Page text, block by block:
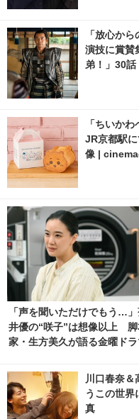
「放心か
演技に賞賛
弟！」30
「ちいか
JR京都駅
像 |
「声を聞いただけでもう…
井優の“咲子”は想像以上 脚
家・生方美久が語る金曜ド
川口春奈
うこの世
真